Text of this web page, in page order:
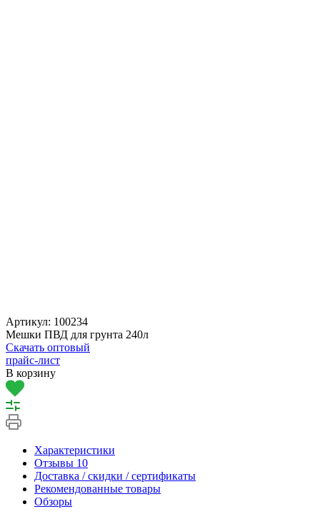
Артикул: 100234
Мешки ПВД для грунта 240л
Скачать оптовый
прайс-лист
В корзину
Характеристики
Отзывы 10
Доставка / скидки / сертификаты
Рекомендованные товары
Обзоры